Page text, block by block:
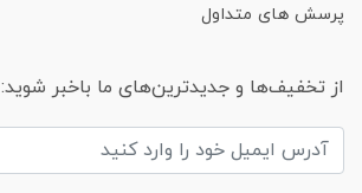
پرسش های متداول
از تخفیف‌ها و جدیدترین‌های ما باخبر شوید: